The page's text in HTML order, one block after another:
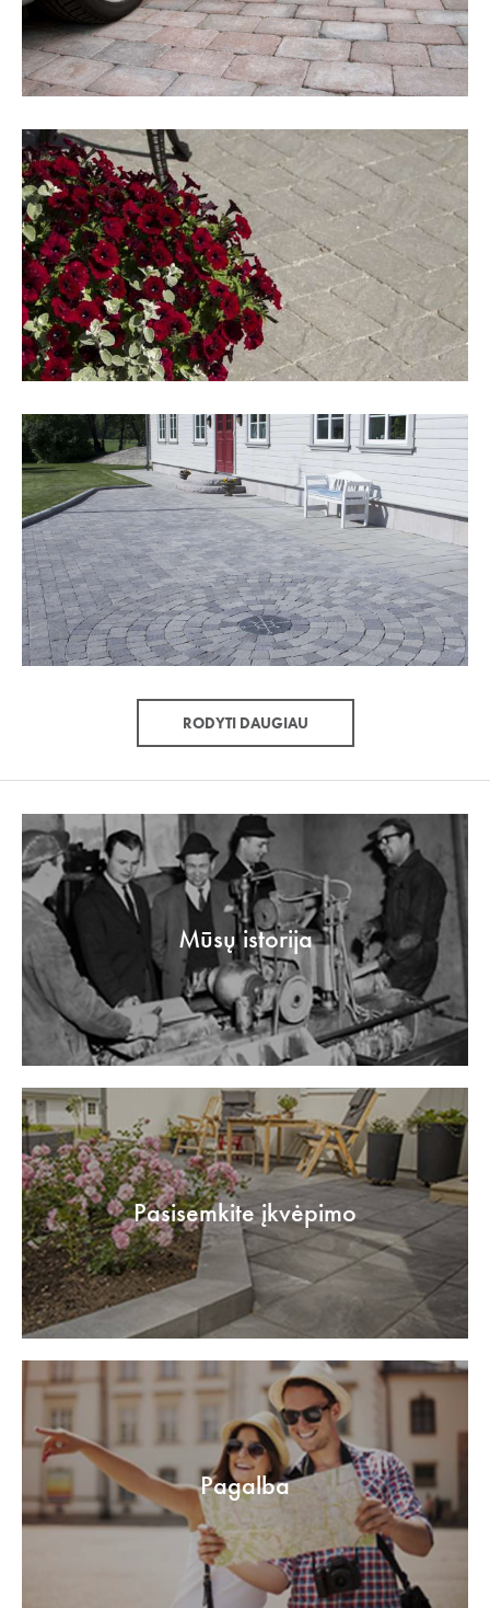
RODYTI DAUGIAU
Mūsų istorija
Pasisemkite įkvėpimo
Pagalba